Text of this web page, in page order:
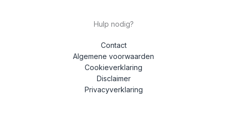
Hulp nodig?
Contact
Algemene voorwaarden
Cookieverklaring
Disclaimer
Privacyverklaring